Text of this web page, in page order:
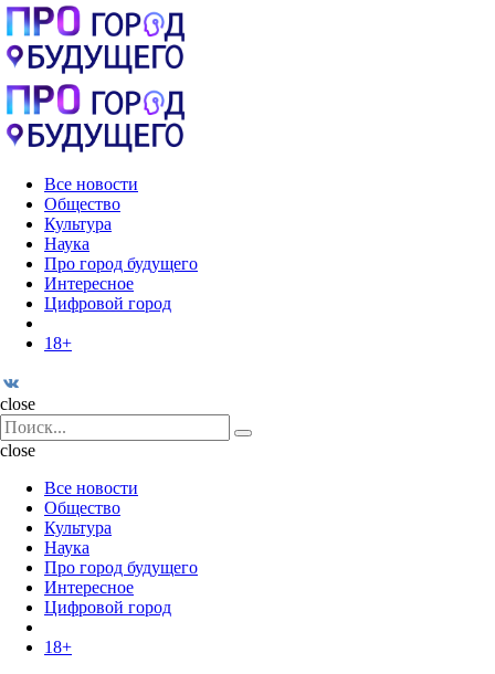
Menu
Поиск
Menu
Все новости
Общество
Культура
Наука
Про город будущего
Интересное
Цифровой город
18+
Поиск
close
Search
for:
Поиск
close
Все новости
Общество
Культура
Наука
Про город будущего
Интересное
Цифровой город
18+